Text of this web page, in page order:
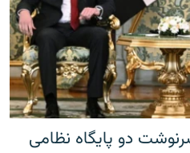
دو پایگاه نظامی